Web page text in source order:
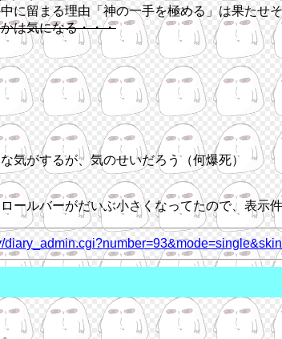
に留まる理由「神の一手を極める」は果たせ
は気になる・・・
気がするが、気のせいだろう（何爆死）
ールバーがだいぶ小さくなってたので、表示